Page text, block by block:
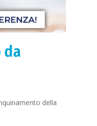
da
della